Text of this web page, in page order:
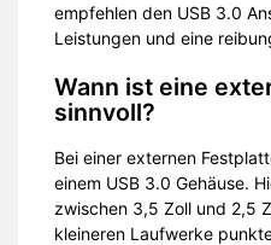
empfehlen den USB 3.0
Leistungen und eine
Wann ist eine
sinnvoll?
Bei einer externen
einem USB 3.0 Gehäuse.
zwischen 3,5 Zoll und 2,5
kleineren Laufwerke